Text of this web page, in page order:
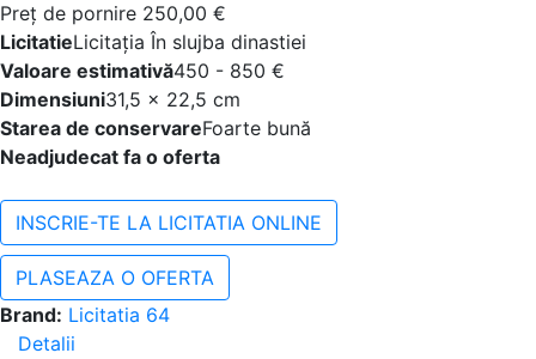
Preţ de pornire 250,00 €
LicitatieLicitația În slujba dinastiei
Valoare estimativă450 - 850 €
Dimensiuni31,5 x 22,5 cm
Starea de conservareFoarte bună
Neadjudecat fa o oferta
INSCRIE-TE LA LICITATIA ONLINE
PLASEAZA O OFERTA
Brand: Licitatia 64
Detalii